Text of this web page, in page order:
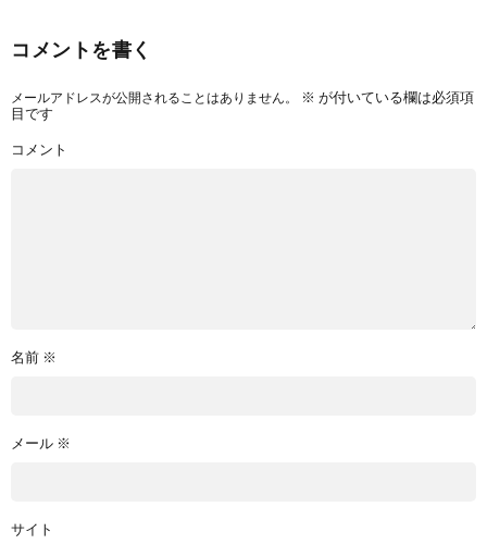
コメントを書く
メールアドレスが公開されることはありません。 ※ が付いている欄は必須項
目です
コメント
名前 ※
メール ※
サイト